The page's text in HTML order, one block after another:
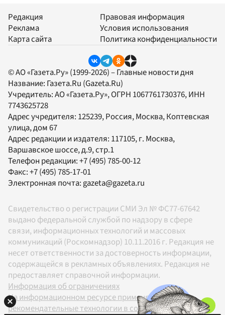
Редакция
Реклама
Карта сайта
Правовая информация
Условия использования
Политика конфиденциальности
© АО «Газета.Ру» (1999-2026) – Главные новости дня
Название: Газета.Ru (Gazeta.Ru)
Учредитель:АО «Газета.Ру», ОГРН 1067761730376, ИНН
7743625728
Адрес учредителя: 125239, Россия, Москва, Коптевская
улица, дом 67
Адрес редакции и издателя: 117105, г. Москва,
Варшавское шоссе, д.9, стр.1
Телефон редакции:+7 (495) 785-00-12
Факс:+7 (495) 785-17-01
Электронная почта: gazeta@gazeta.ru
Свидетельство о регистрации СМИ Эл № ФС77-67642
выдано федеральной службой по надзору в сфере
связи, информационных технологий и массовых
коммуникаций (Роскомнадзор) 10.11.2016 г. Редакция не
несет ответственности за достоверность информации,
содержащейся в рекламных объявлениях. Редакция не
предоставляет справочной информации.
Информация об ограничениях
На информационном ресурсе применяются
рекомендательные технологии в соответствии с